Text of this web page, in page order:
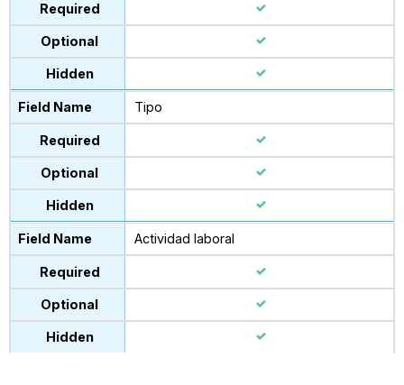
Tipo
Actividad laboral